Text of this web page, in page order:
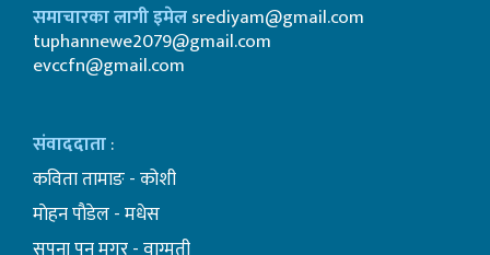
समाचारका लागी इमेलsrediyam@gmail.com
tuphannewe2079@gmail.com
evccfn@gmail.com
संवाददाता:
कविता तामाङ - कोशी
माेहन पाैडेल - मधेस